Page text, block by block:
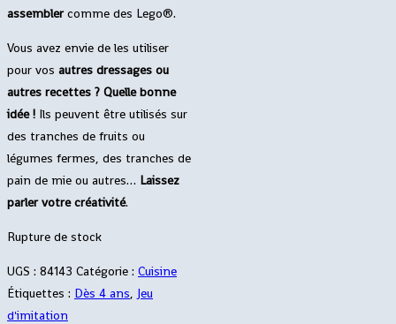
assemblercomme des Lego®.
Vous avez envie de les utiliser
pour vos autres dressages ou
autres recettes ? Quelle bonne
idée ! Ils peuvent être utilisés sur
des tranches de fruits ou
légumes fermes, des tranches de
pain de mie ou autres… Laissez
parler votre créativité.
Rupture de stock
UGS : 84143 Catégorie : Cuisine
Étiquettes : Dès 4 ans, Jeu
d'imitation